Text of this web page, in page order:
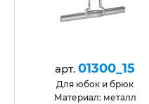
арт. 01300_15
для юбок и брюк
Материал: металл